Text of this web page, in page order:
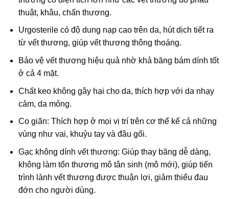
thuật, khâu, chấn thương.
Urgosterile có độ dung nạp cao trên da, hút dịch tiết ra
từ vết thương, giúp vết thương thông thoáng.
Bảo vệ vết thương hiệu quả nhờ khả băng bám dính tốt
ở cả 4 mặt.
Chất keo không gây hại cho da, thích hợp với da nhạy
cảm, da mỏng.
Co giãn: Thích hợp ở mọi vị trí trên cơ thể kể cả những
vùng như vai, khuỷu tay và đầu gối.
Gạc không dính vết thương: Giúp thay băng dễ dàng,
không làm tổn thương mô tân sinh (mô mới), giúp tiến
trình lành vết thương được thuận lợi, giảm thiểu đau
đớn cho người dùng.